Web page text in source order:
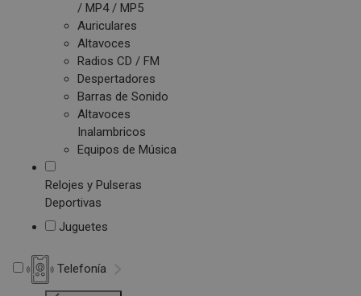
/ MP4 / MP5
Auriculares
Altavoces
Radios CD / FM
Despertadores
Barras de Sonido
Altavoces
Inalambricos
Equipos de Música
Relojes y Pulseras
Deportivas
Juguetes
Telefonía